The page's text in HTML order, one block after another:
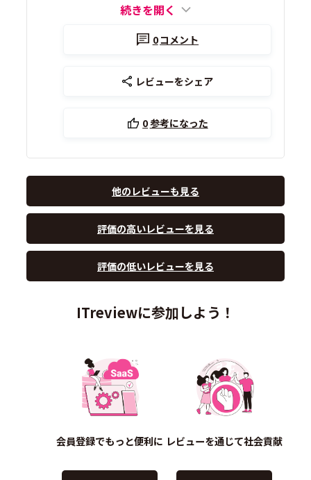
続きを開く
0コメント
レビューをシェア
0参考になった
他のレビューも見る
評価の高いレビューを見る
評価の低いレビューを見る
ITreviewに参加しよう！
会員登録でもっと便利に レビューを通じて社会貢献